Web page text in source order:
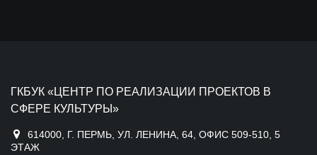
ГКБУК «ЦЕНТР ПО РЕАЛИЗАЦИИ ПРОЕКТОВ В
СФЕРЕ КУЛЬТУРЫ»
614000, Г. ПЕРМЬ, УЛ. ЛЕНИНА, 64, ОФИС 509-510, 5
ЭТАЖ